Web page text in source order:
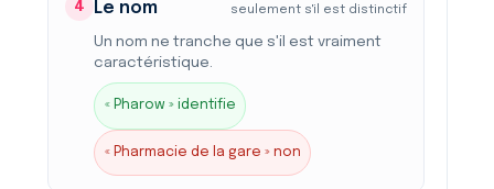
4 Le nom seulement s'il est distinctif
Un nom ne tranche que s'il est vraiment
caractéristique.
« Pharow » identifie
« Pharmacie de la gare » non